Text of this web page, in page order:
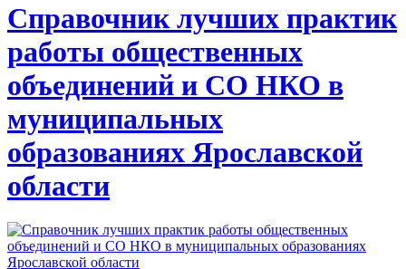
Справочник лучших практик
работы общественных
объединений и СО НКО в
муниципальных
образованиях Ярославской
области